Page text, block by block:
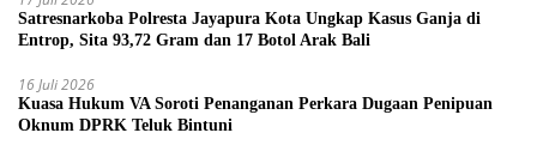
Satresnarkoba Polresta Jayapura Kota Ungkap Kasus Ganja di
Entrop, Sita 93,72 Gram dan 17 Botol Arak Bali
16 Juli 2026
Kuasa Hukum VA Soroti Penanganan Perkara Dugaan Penipuan
Oknum DPRK Teluk Bintuni